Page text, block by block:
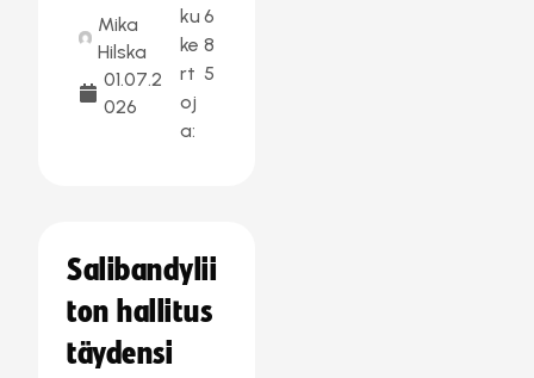
Mika
Hilska
01.07.2
026
ku
ke
rt
oj
a:
6
8
5
Salibandylii
ton hallitus
täydensi